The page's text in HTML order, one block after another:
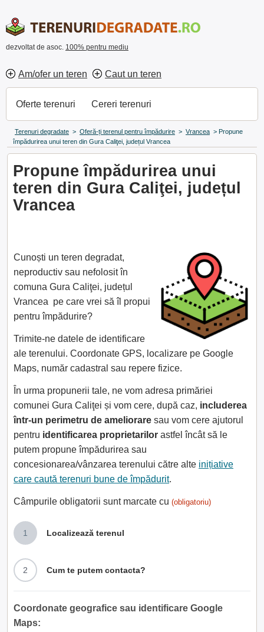
dezvoltat de asoc. 100% pentru mediu
Am/ofer un teren Caut un teren
Oferte terenuri Cereri terenuri
Terenuri degradate > Oferă-ți terenul pentru împădurire > Vrancea > Propune
împădurirea unui teren din Gura Caliţei, județul Vrancea
Propune împădurirea unui
teren din Gura Caliţei, județul
Vrancea
Cunoști un teren degradat,
neproductiv sau nefolosit în
comuna Gura Caliţei, județul
Vrancea pe care vrei să îl propui
pentru împădurire?
Trimite-ne datele de identificare
ale terenului. Coordonate GPS, localizare pe Google
Maps, număr cadastral sau repere fizice.
În urma propunerii tale, ne vom adresa primăriei
comunei Gura Caliţei și vom cere, după caz, includerea
într-un perimetru de ameliorare sau vom cere ajutorul
pentru identificarea proprietarilor astfel încât să le
putem propune împădurirea sau
concesionarea/vânzarea terenului către alte inițiative
care caută terenuri bune de împădurit.
Câmpurile obligatorii sunt marcate cu (obligatoriu)
1 Localizează terenul
2 Cum te putem contacta?
Coordonate geografice sau identificare Google
Maps: